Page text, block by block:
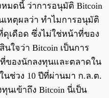
หมดนี้ ว่าการอนุมัติ Bitcoin
เหตุผลว่า ทำไมการอนุมัติ
ดุเดือด ซึ่งไม่ใช่หน้าที่ของ
ใจว่า Bitcoin เป็นการ
ของนักลงทุนและตลาดใน
นช่วง 10 ปีที่ผ่านมา ก.ล.ต.
นเข้าถึง Bitcoin นี่เป็น